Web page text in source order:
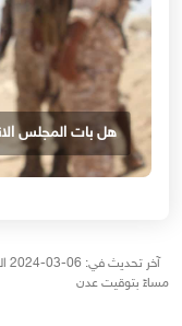
هل بات المجلس
مساءً بتوقيت عدن